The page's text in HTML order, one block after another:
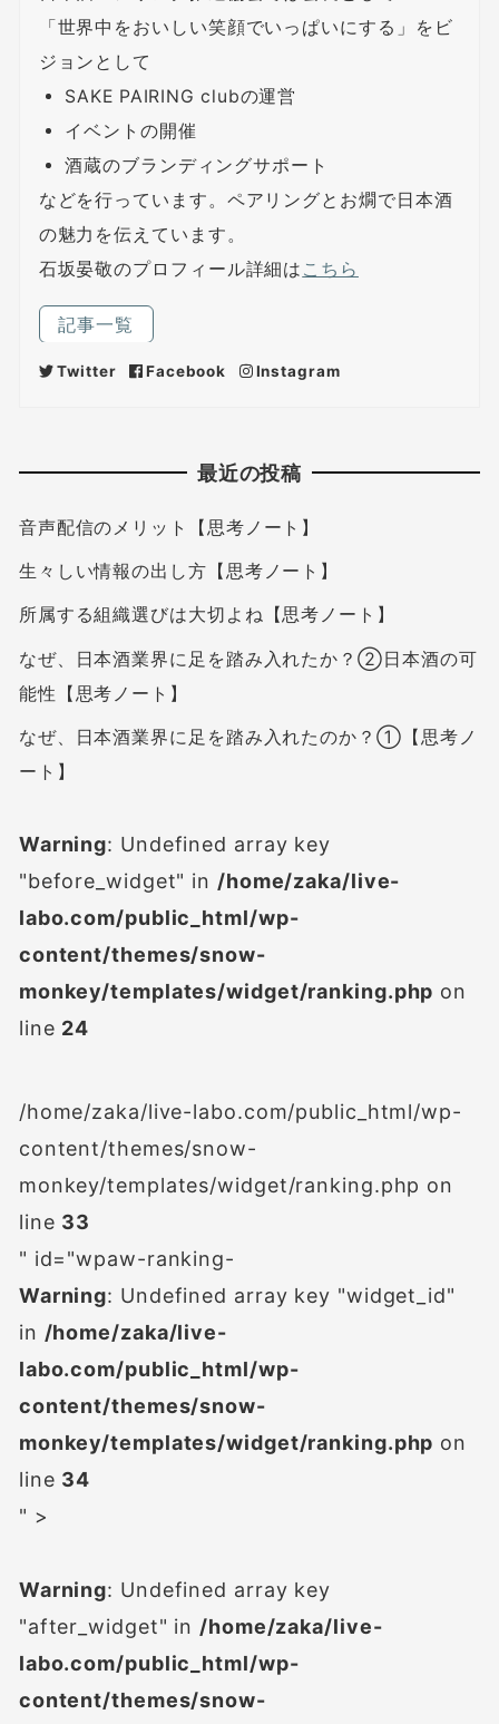
「世界中をおいしい笑顔でいっぱいにする」をビ
ジョンとして
SAKE PAIRING clubの運営
イベントの開催
酒蔵のブランディングサポート
などを行っています。ペアリングとお燗で日本酒
の魅力を伝えています。
石坂晏敬のプロフィール詳細は こちら
記事一覧
Twitter Facebook Instagram
最近の投稿
音声配信のメリット【思考ノート】
生々しい情報の出し方【思考ノート】
所属する組織選びは大切よね【思考ノート】
なぜ、日本酒業界に足を踏み入れたか？②日本酒の可
能性【思考ノート】
なぜ、日本酒業界に足を踏み入れたのか？①【思考ノ
ート】
Warning: Undefined array key
"before_widget" in /home/zaka/live-
labo.com/public_html/wp-
content/themes/snow-
monkey/templates/widget/ranking.php on
line 24
/home/zaka/live-labo.com/public_html/wp-
content/themes/snow-
monkey/templates/widget/ranking.php on
line 33
" id="wpaw-ranking-
Warning: Undefined array key "widget_id"
in /home/zaka/live-
labo.com/public_html/wp-
content/themes/snow-
monkey/templates/widget/ranking.php on
line 34
" >
Warning: Undefined array key
"after_widget" in /home/zaka/live-
labo.com/public_html/wp-
content/themes/snow-